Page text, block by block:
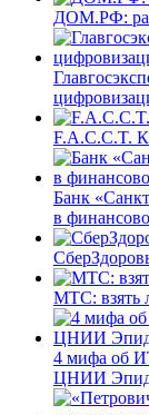
ДОМ.РФ:
F.A.C.C.T.
Банк
в
МТС: взять
4 мифа об
ЦНИИ